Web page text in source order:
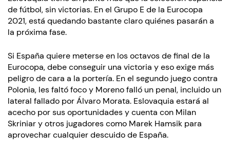
de fútbol, sin victorias. En el Grupo E de la Eurocopa
2021, está quedando bastante claro quiénes pasarán a
la próxima fase.
Si España quiere meterse en los octavos de final de la
Eurocopa, debe conseguir una victoria y eso exige más
peligro de cara a la portería. En el segundo juego contra
Polonia, les faltó foco y Moreno falló un penal, incluido un
lateral fallado por Álvaro Morata. Eslovaquia estará al
acecho por sus oportunidades y cuenta con Milan
Skriniar y otros jugadores como Marek Hamsik para
aprovechar cualquier descuido de España.